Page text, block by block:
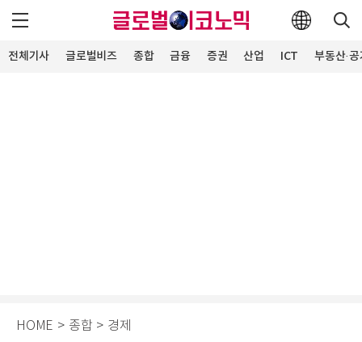
전체기사 글로벌비즈 종합 금융 증권 산업 ICT 부동산·
HOME > 종합 > 경제